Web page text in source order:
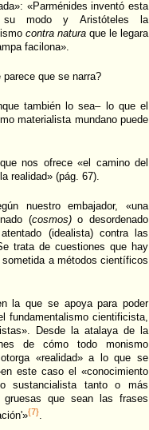
«Parménides inventó esta
su modo y Aristóteles la
contra naturaque le legara
facilona».
que se narra?
también lo sea– lo que el
materialista mundano puede
nos ofrece «el camino del
realidad» (pág. 67).
nuestro embajador, «una
(cosmos)o desordenado
(idealista) contra las
trata de cuestiones que hay
sometida a métodos científicos
la que se apoya para poder
fundamentalismo cientificista,
Desde la atalaya de la
de cómo todo monismo
«realidad» a lo que se
este caso el «conocimiento
sustancialista tanto o más
que sean las frases
{7}.